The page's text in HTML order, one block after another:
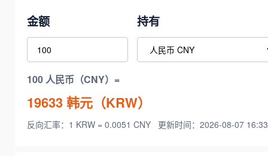
金额 持有
100 人民币（CNY）=
19633韩元（KRW）
反向汇率：1 KRW = 0.0051 CNY 更新时间：2026-08-07